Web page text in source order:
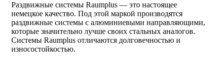
Раздвижные системы Raumplus — это настоящее
немецкое качество. Под этой маркой производятся
раздвижные системы с алюминиевыми направляющими,
которые значительно лучше своих стальных аналогов.
Системы Raumplus отличаются долговечностью и
износостойкостью.